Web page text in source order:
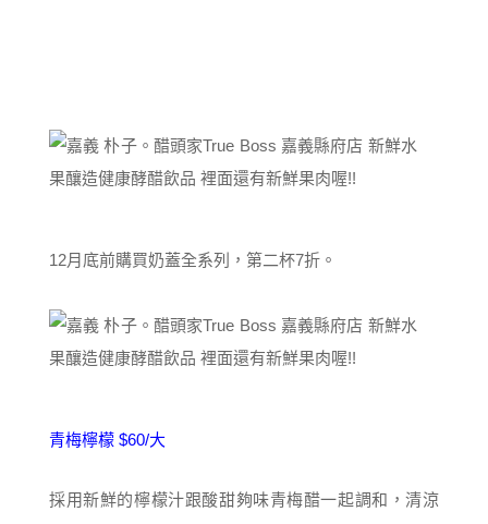
12月底前購買奶蓋全系列，第二杯7折。
青梅檸檬 $60/大
採用新鮮的檸檬汁跟酸甜夠味青梅醋一起調和，清涼